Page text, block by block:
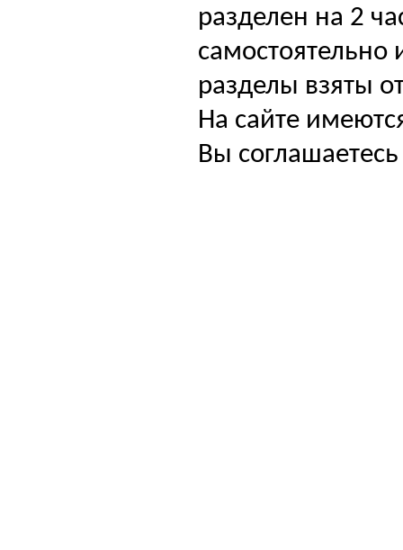
разделен на 2
самостоятельно
разделы взяты
На сайте
Вы